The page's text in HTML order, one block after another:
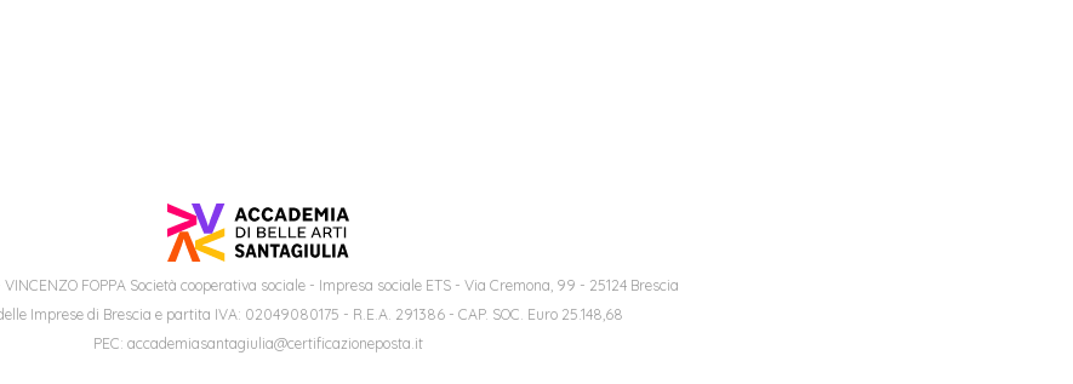
FOPPA Società cooperativa sociale - Impresa sociale ETS - Via Cremona, 99 - 25124 Brescia
Imprese di Brescia e partita IVA: 02049080175 - R.E.A. 291386 - CAP. SOC. Euro 25.148,68
PEC: accademiasantagiulia@certificazioneposta.it